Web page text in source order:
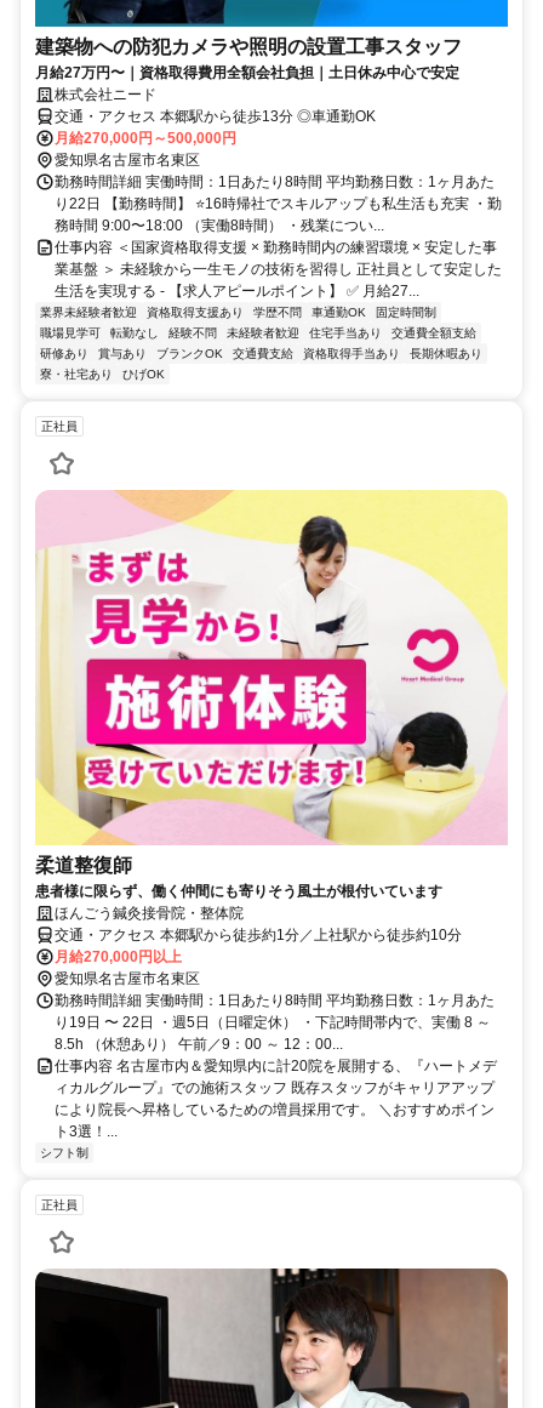
建築物への防犯カメラや照明の設置工事スタッフ
月給27万円〜｜資格取得費用全額会社負担｜土日休み中心で安定
株式会社ニード
交通・アクセス 本郷駅から徒歩13分 ◎車通勤OK
月給270,000円～500,000円
愛知県名古屋市名東区
勤務時間詳細 実働時間：1日あたり8時間 平均勤務日数：1ヶ月あた
り22日 【勤務時間】 ⭐16時帰社でスキルアップも私生活も充実 ・勤
務時間 9:00〜18:00 （実働8時間） ・残業につい...
仕事内容 ＜国家資格取得支援 × 勤務時間内の練習環境 × 安定した事
業基盤 ＞ 未経験から一生モノの技術を習得し 正社員として安定した
生活を実現する - 【求人アピールポイント】 ✅ 月給27...
業界未経験者歓迎 資格取得支援あり 学歴不問 車通勤OK
固定時間制
職場見学可
転勤なし 経験不問 未経験者歓迎 住宅手当あり
交通費全額支給
研修あり
賞与あり ブランクOK 交通費支給 資格取得手当あり
長期休暇あり
寮・社宅あり
ひげOK
正社員
柔道整復師
患者様に限らず、働く仲間にも寄りそう風土が根付いています
ほんごう鍼灸接骨院・整体院
交通・アクセス 本郷駅から徒歩約1分／上社駅から徒歩約10分
月給270,000円以上
愛知県名古屋市名東区
勤務時間詳細 実働時間：1日あたり8時間 平均勤務日数：1ヶ月あた
り19日 〜 22日 ・週5日（日曜定休） ・下記時間帯内で、実働 8 ～
8.5h （休憩あり） 午前／9：00 ～ 12：00...
仕事内容 名古屋市内＆愛知県内に計20院を展開する、『ハートメデ
ィカルグループ』での施術スタッフ 既存スタッフがキャリアアップ
により院長へ昇格しているための増員採用です。 ＼おすすめポイン
ト3選！...
シフト制
正社員